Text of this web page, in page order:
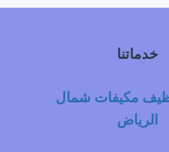
خدماتنا
مكيفات شمال
الرياض